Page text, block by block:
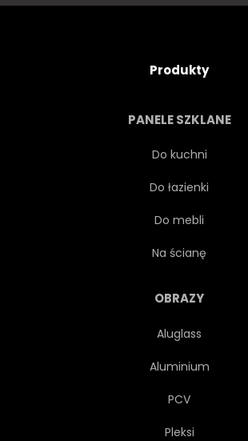
PANORAMICZNY
WĘŻYKOWY
Produkty
PANELE SZKLANE
Do kuchni
Do łazienki
Do mebli
Na ścianę
OBRAZY
Aluglass
Aluminium
PCV
Pleksi